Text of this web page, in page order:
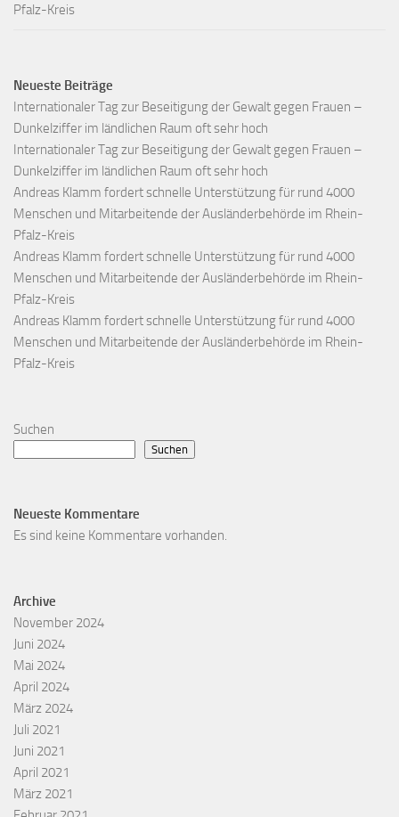
Pfalz-Kreis
Neueste Beiträge
Internationaler Tag zur Beseitigung der Gewalt gegen Frauen –
Dunkelziffer im ländlichen Raum oft sehr hoch
Internationaler Tag zur Beseitigung der Gewalt gegen Frauen –
Dunkelziffer im ländlichen Raum oft sehr hoch
Andreas Klamm fordert schnelle Unterstützung für rund 4000
Menschen und Mitarbeitende der Ausländerbehörde im Rhein-
Pfalz-Kreis
Andreas Klamm fordert schnelle Unterstützung für rund 4000
Menschen und Mitarbeitende der Ausländerbehörde im Rhein-
Pfalz-Kreis
Andreas Klamm fordert schnelle Unterstützung für rund 4000
Menschen und Mitarbeitende der Ausländerbehörde im Rhein-
Pfalz-Kreis
Suchen
Suchen
Neueste Kommentare
Es sind keine Kommentare vorhanden.
Archive
November 2024
Juni 2024
Mai 2024
April 2024
März 2024
Juli 2021
Juni 2021
April 2021
März 2021